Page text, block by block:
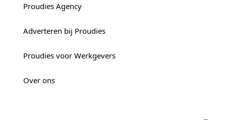
Proudies Agency
Adverteren bij Proudies
Proudies voor Werkgevers
Over ons